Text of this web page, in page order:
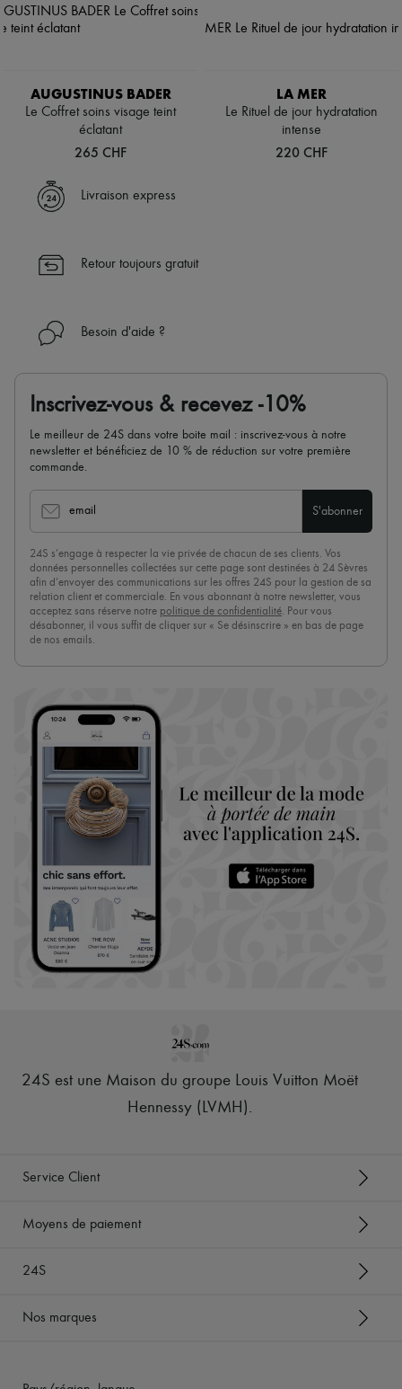
AUGUSTINUS BADER
Le Coffret soins visage teint
éclatant
265 CHF
LA MER
Le Rituel de jour hydratation
intense
220 CHF
Livraison express
Retour toujours gratuit
Besoin d'aide ?
Inscrivez-vous & recevez -10%
Le meilleur de 24S dans votre boite mail : inscrivez-vous à notre
newsletter et bénéficiez de 10 % de réduction sur votre première
commande.
email S'abonner
24S s’engage à respecter la vie privée de chacun de ses clients. Vos
données personnelles collectées sur cette page sont destinées à 24 Sèvres
afin d’envoyer des communications sur les offres 24S pour la gestion de sa
relation client et commerciale. En vous abonnant à notre newsletter, vous
acceptez sans réserve notre politique de confidentialité. Pour vous
désabonner, il vous suffit de cliquer sur « Se désinscrire » en bas de page
de nos emails.
24S est une Maison du groupe Louis Vuitton Moët
Hennessy (LVMH).
Service Client
Moyens de paiement
24S
Nos marques